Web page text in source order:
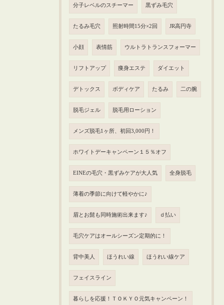
分子レベルのスチーマー 黒ずみ毛穴
たるみ毛穴 照射時間15分×2回 JR高円寺
小顔 表情筋 ウルトラトランスフォーマー
リフトアップ 痩身エステ ダイエット
デトックス ボディケア たるみ 二の腕
脱毛ジェル 脱毛用ローション
メンズ脱毛1ヶ所、初回3,000円！
ホワイトデーキャンペーン１５％オフ
EINEの毛穴・黒ずみケアが大人気 全身脱毛
薄着の季節に向けて軽やかに♪
眉とお髭も同時施術出来ます♪ ｄ払い
毛穴ケアはオールシーズン定期的に！
背中美人 ほうれい線 ほうれい線ケア
フェイスライン
暮らしを応援！ＴＯＫＹＯ元気キャンペーン！